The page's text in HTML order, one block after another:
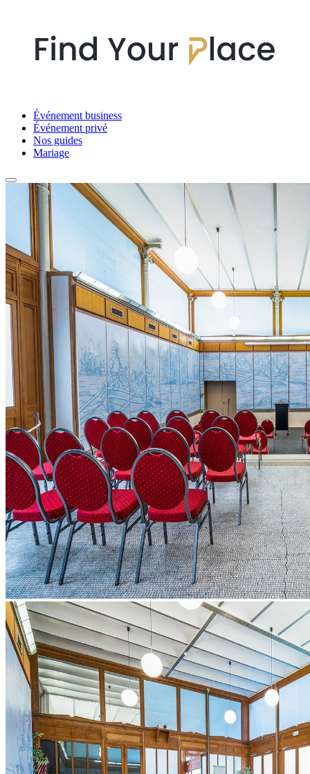
Événement business
Événement privé
Nos guides
Mariage